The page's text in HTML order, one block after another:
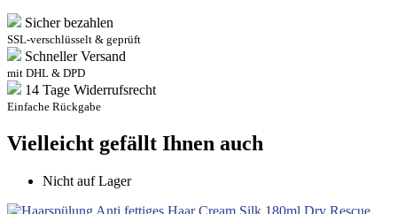
Sicher bezahlen
SSL-verschlüsselt & geprüft
Schneller Versand
mit DHL & DPD
14 Tage Widerrufsrecht
Einfache Rückgabe
Vielleicht gefällt Ihnen auch
Nicht auf Lager